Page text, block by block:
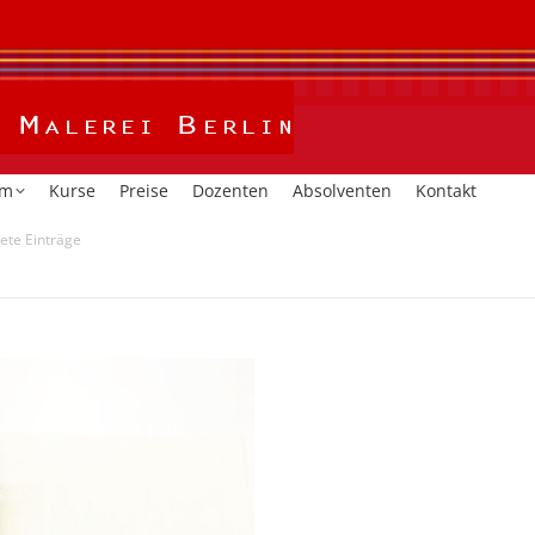
Kurse Preise Dozenten Absolventen Kontakt
Einträge